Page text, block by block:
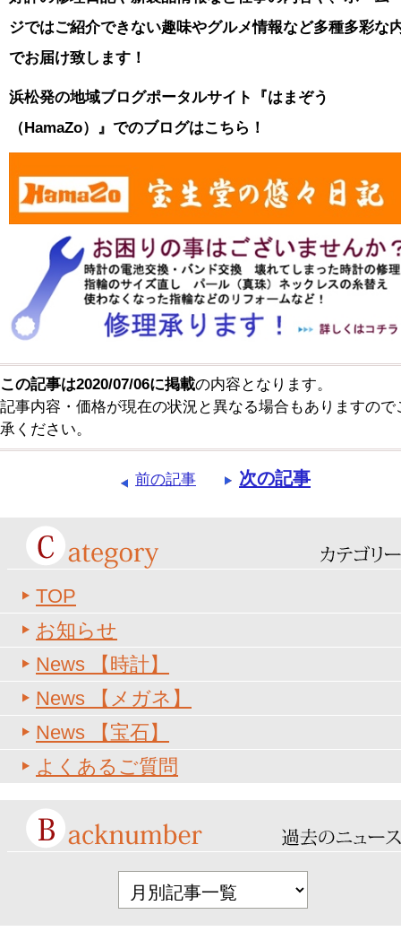
ジではご紹介できない趣味やグルメ情報など多種多彩な
でお届け致します！
浜松発の地域ブログポータルサイト『はまぞう
（HamaZo）』でのブログはこちら！
この記事は2020/07/06に掲載の内容となります。
記事内容・価格が現在の状況と異なる場合もありますので
承ください。
前の記事 次の記事
TOP
お知らせ
News 【時計】
News 【メガネ】
News 【宝石】
よくあるご質問